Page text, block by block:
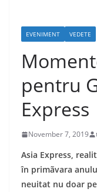
EVENIMENT VEDETE
pentru
Express
November 7, 2019
Asia Express,
în primãvara
neuitat nu doar